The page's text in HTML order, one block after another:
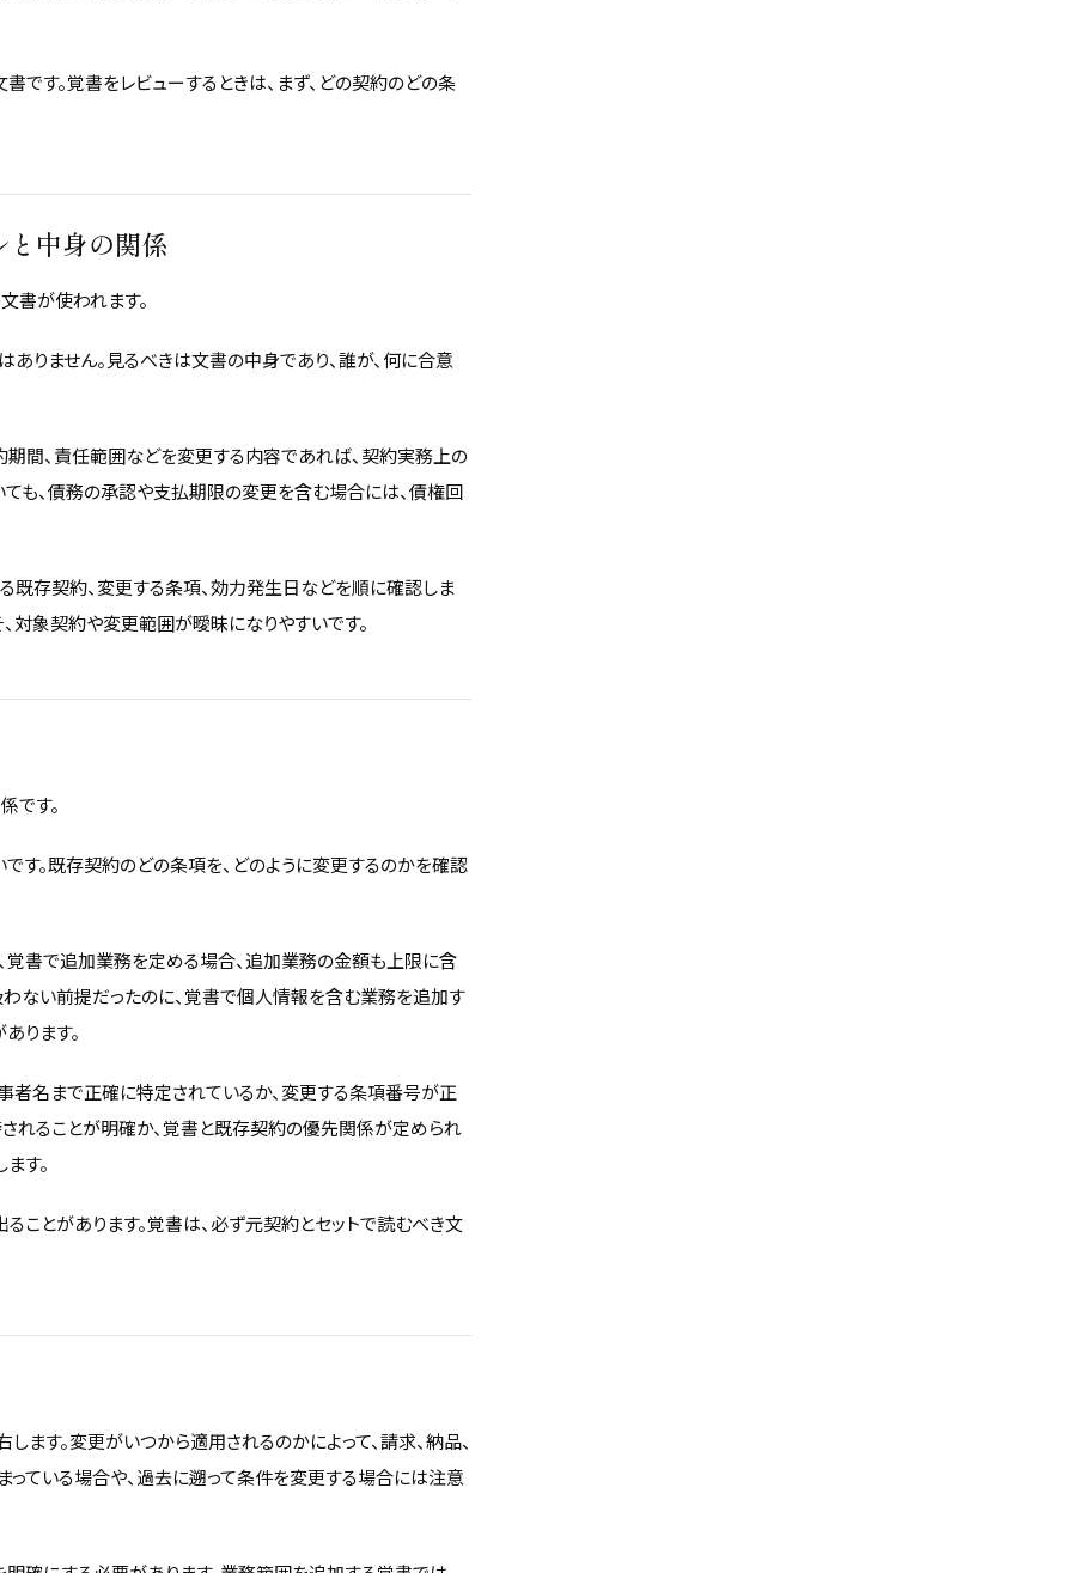
です。覚書をレビューするときは、まず、どの契約のどの条
中身の関係
書が使われます。
りません。見るべきは文書の中身であり、誰が、何に合意
期間、責任範囲などを変更する内容であれば、契約実務上の
も、債務の承認や支払期限の変更を含む場合には、債権回
既存契約、変更する条項、効力発生日などを順に確認しま
対象契約や変更範囲が曖昧になりやすいです。
です。
。既存契約のどの条項を、どのように変更するのかを確認
書で追加業務を定める場合、追加業務の金額も上限に含
ない前提だったのに、覚書で個人情報を含む業務を追加す
ります。
者名まで正確に特定されているか、変更する条項番号が正
れることが明確か、覚書と既存契約の優先関係が定められ
す。
とがあります。覚書は、必ず元契約とセットで読むべき文
す。変更がいつから適用されるのかによって、請求、納品、
ている場合や、過去に遡って条件を変更する場合には注意